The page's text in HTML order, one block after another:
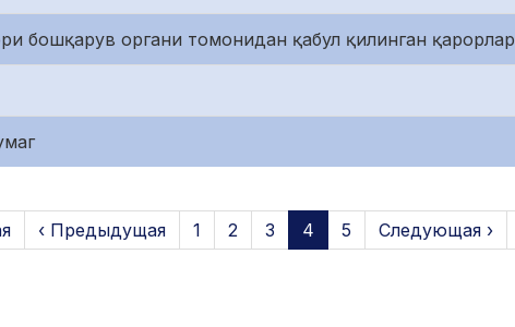
бошқарув органи томонидан қабул қилинган қарорлар
‹ Предыдущая 1 2 3 4 5 Следующая ›